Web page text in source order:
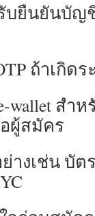
บยืนยันบัญ
ถ้าเกิดร
สำห
ผู้สมัคร
างเช่น บัต